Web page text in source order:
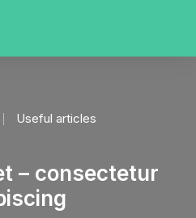
Useful articles
– consectetur